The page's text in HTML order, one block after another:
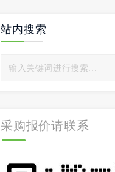
站内搜索
采购报价请联系